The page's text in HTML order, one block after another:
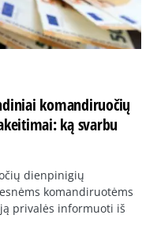
komandiruočių
ką svarbu
dienpinigių
komandiruotėms
privalės informuoti iš